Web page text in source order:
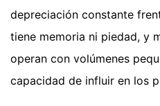
depreciación constante
tiene memoria ni piedad, y
operan con volúmenes
capacidad de influir en los